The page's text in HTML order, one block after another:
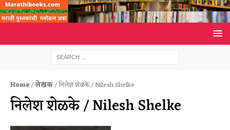
Home/लेखक/ निलेश शेळके / Nilesh Shelke
निलेश शेळके / Nilesh Shelke